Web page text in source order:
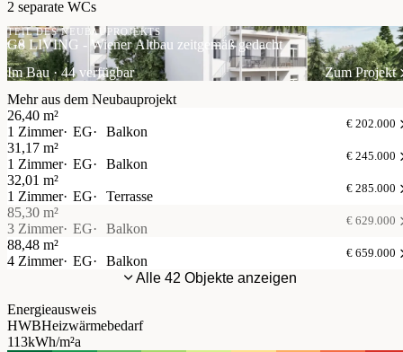
Fertigparkett
Personenaufzug
2 Bäder
2 WCs
Doppel- bzw. Mehrfachverglasung
schlüsselfertige Ausführung
Beheizung über Pellets
HWB: 113 kWh/m²a, Klasse C
fGEE: 1,54, Klasse C
2 separate WCs
TEIL DES NEUBAUPROJEKTS
G8 LIVING - Wiener Altbau zeitgemäß gedacht
Im Bau · 44 verfügbar
Zum Projekt
Mehr aus dem Neubauprojekt
26,40 m²
1 Zimmer
EG Balkon
€ 202.000
31,17 m²
1 Zimmer
EG Balkon
€ 245.000
32,01 m²
1 Zimmer
EG Terrasse
€ 285.000
85,30 m²
3 Zimmer
EG Balkon
€ 629.000
88,48 m²
4 Zimmer
EG Balkon
€ 659.000
Alle 42 Objekte anzeigen
Energieausweis
HWBHeizwärmebedarf
113kWh/m²a